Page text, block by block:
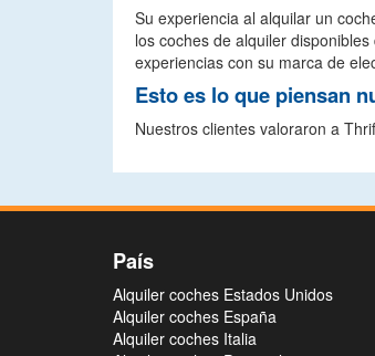
Su experiencia al alquilar un
los coches de alquiler
experiencias con su marca de
Esto es lo que piensan
Nuestros clientes valoraron a
País
Alquiler coches Estados Unidos
Alquiler coches España
Alquiler coches Italia